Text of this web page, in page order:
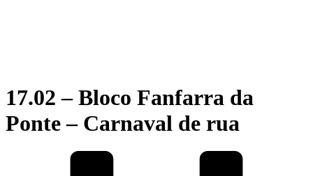
17.02 – Bloco Fanfarra da
Ponte – Carnaval de rua